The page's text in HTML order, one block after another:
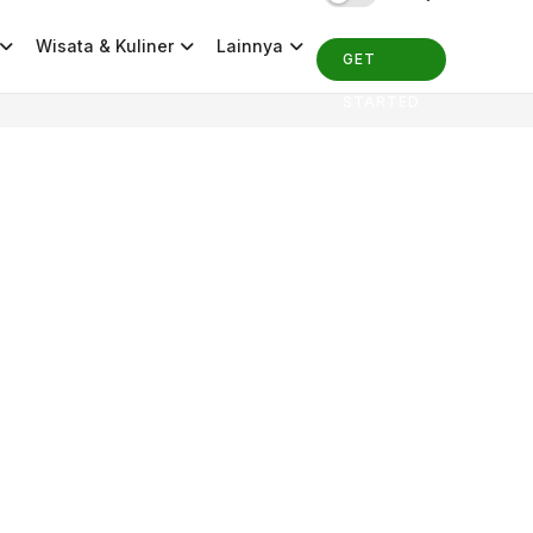
Wisata & Kuliner Lainnya
GET